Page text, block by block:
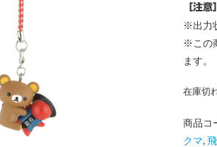
［注意］
※出力
※この
ます。
在庫切
商品コ
クマ,